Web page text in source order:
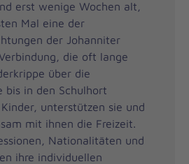
erst wenige Wochen alt,
Mal eine der
der Johanniter
die oft lange
über die
bis in den Schulhort
unterstützen sie und
mit ihnen die Freizeit.
Nationalitäten und
ihre individuellen